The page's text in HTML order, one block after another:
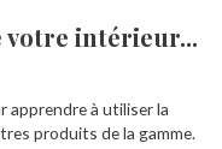
votre intérieur...​
apprendre à utiliser la
produits de la gamme.